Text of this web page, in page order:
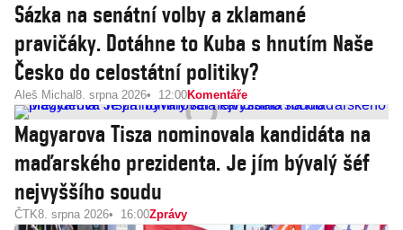
Sázka na senátní volby a zklamané
pravičáky. Dotáhne to Kuba s hnutím Naše
Česko do celostátní politiky?
Aleš Michal 8. srpna 2026 12:00Komentáře
Magyarova Tisza nominovala kandidáta na
maďarského prezidenta. Je jím bývalý šéf
nejvyššího soudu
ČTK8. srpna 2026 16:00Zprávy